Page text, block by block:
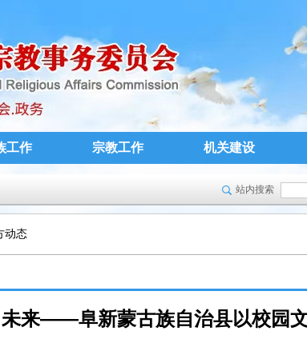
工作 宗教工作 机关建设
站内搜索
动态
来——阜新蒙古族自治县以校园